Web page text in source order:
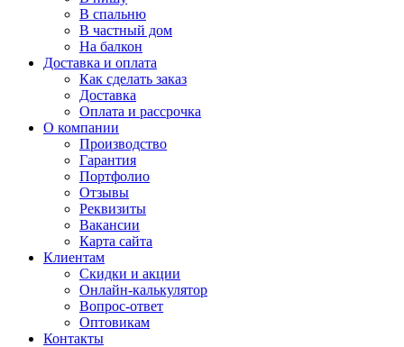
В спальню
В частный дом
На балкон
Доставка и оплата
Как сделать заказ
Доставка
Оплата и рассрочка
О компании
Производство
Гарантия
Портфолио
Отзывы
Реквизиты
Вакансии
Карта сайта
Клиентам
Скидки и акции
Онлайн-калькулятор
Вопрос-ответ
Оптовикам
Контакты